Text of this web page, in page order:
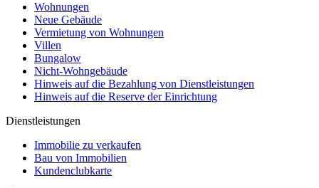
Wohnungen
Neue Gebäude
Vermietung von Wohnungen
Villen
Bungalow
Nicht-Wohngebäude
Hinweis auf die Bezahlung von Dienstleistungen
Hinweis auf die Reserve der Einrichtung
Dienstleistungen
Immobilie zu verkaufen
Bau von Immobilien
Kundenclubkarte